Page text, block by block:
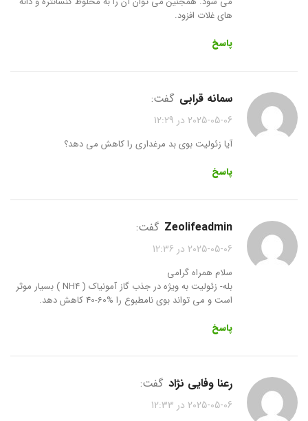
های غلات افزود.
پاسخ
سمانه قرابی گفت:
2025-05-06 در 12:29
آیا زئولیت بوی بد مرغداری را کاهش می دهد؟
پاسخ
zeolifeadmin گفت:
2025-05-06 در 12:36
سلام همراه گرامی
بله- زئولیت به ویژه در جذب گاز آمونیاک ( NH4 ) بسیار موثر
است و می تواند بوی نامطبوع را %60-40 کاهش دهد.
پاسخ
رعنا وفایی نژاد گفت:
2025-05-06 در 12:33